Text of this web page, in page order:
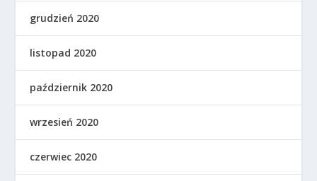
grudzień 2020
listopad 2020
październik 2020
wrzesień 2020
czerwiec 2020